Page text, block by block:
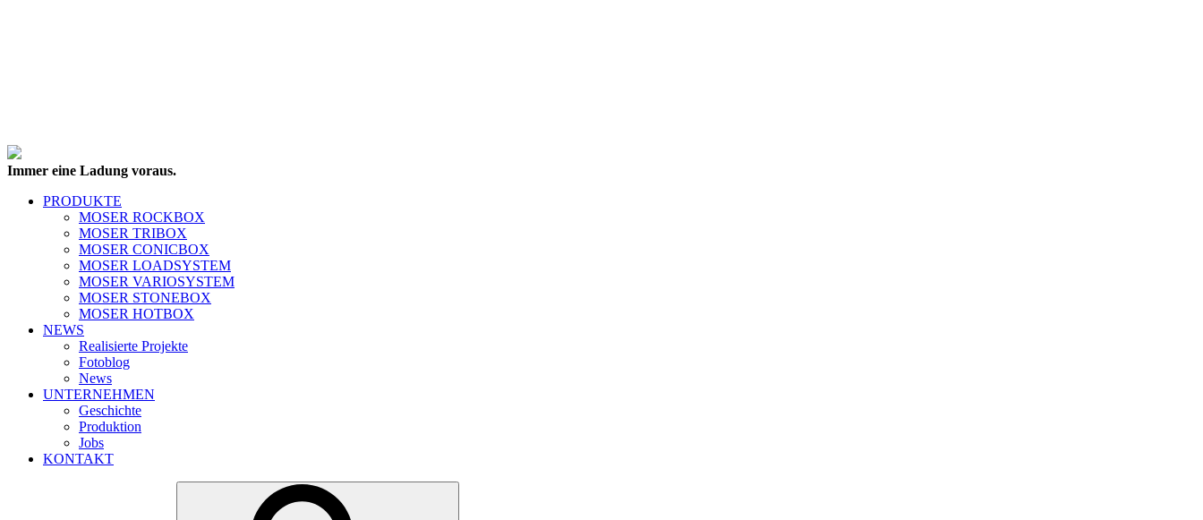
Immer eine Ladung voraus.
PRODUKTE
MOSER ROCKBOX
MOSER TRIBOX
MOSER CONICBOX
MOSER LOADSYSTEM
MOSER VARIOSYSTEM
MOSER STONEBOX
MOSER HOTBOX
NEWS
Realisierte Projekte
Fotoblog
News
UNTERNEHMEN
Geschichte
Produktion
Jobs
KONTAKT